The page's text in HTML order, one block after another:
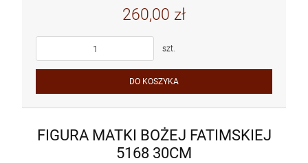
260,00 zł
szt.
DO KOSZYKA
FIGURA MATKI BOŻEJ FATIMSKIEJ
5168 30CM